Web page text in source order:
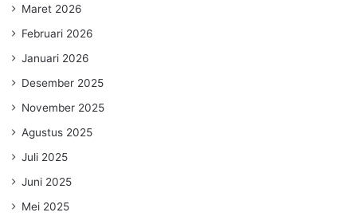
Maret 2026
Februari 2026
Januari 2026
Desember 2025
November 2025
Agustus 2025
Juli 2025
Juni 2025
Mei 2025